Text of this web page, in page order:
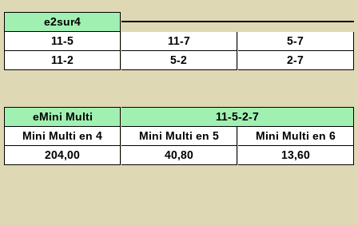
e2sur4
11-5
11-7
5-7
11-2
5-2 2-7
eMini Multi
11-5-2-7
Mini Multi en 4
Mini Multi en 5
Mini Multi en 6
204,00
40,80 13,60